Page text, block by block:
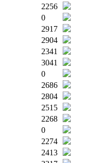
2256
0
2917
2904
2341
3041
0
2686
2804
2515
2268
0
2274
2413